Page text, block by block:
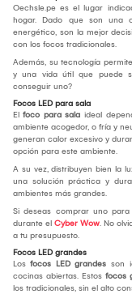
Oechsle.pe es el lugar
hogar. Dado que son una
energético, son la mejor
con los focos tradicionales.
Además, su tecnología
y una vida útil que puede
conseguir uno?
Focos LED para sala
El foco para sala ideal
ambiente acogedor, o fría y
generan calor excesivo y
opción para este ambiente.
A su vez, distribuyen bien la
una solución práctica y
ambientes más grandes.
Si deseas comprar uno
durante el Cyber Wow. No
a tu presupuesto.
Focos LED grandes
Los focos LED grandes son
cocinas abiertas. Estos focos
los tradicionales, sin el alto